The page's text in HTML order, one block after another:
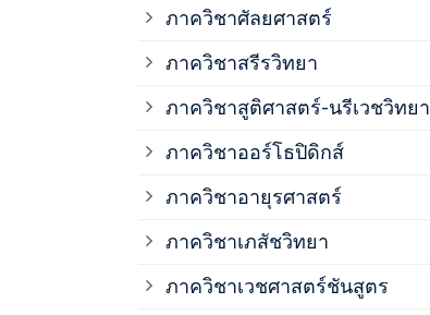
ภาควิชาศัลยศาสตร์
ภาควิชาสรีรวิทยา
ภาควิชาสูติศาสตร์-นรีเวชวิทยา
ภาควิชาออร์โธปิดิกส์
ภาควิชาอายุรศาสตร์
ภาควิชาเภสัชวิทยา
ภาควิชาเวชศาสตร์ชันสูตร